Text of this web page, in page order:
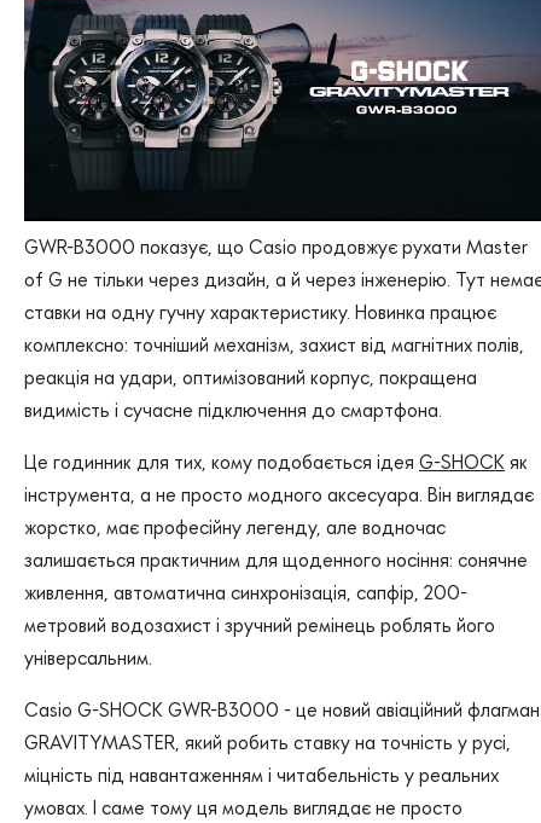
GWR-B3000 показує, що Casio продовжує рухати Master
of G не тільки через дизайн, а й через інженерію. Тут
ставки на одну гучну характеристику. Новинка працює
комплексно: точніший механізм, захист від магнітних полів,
реакція на удари, оптимізований корпус, покращена
видимість і сучасне підключення до смартфона.
Це годинник для тих, кому подобається ідея G-SHOCK як
інструмента, а не просто модного аксесуара. Він виглядає
жорстко, має професійну легенду, але водночас
залишається практичним для щоденного носіння: сонячне
живлення, автоматична синхронізація, сапфір, 200-
метровий водозахист і зручний ремінець роблять його
універсальним.
Casio G-SHOCK GWR-B3000 - це новий авіаційний флагман
GRAVITYMASTER, який робить ставку на точність у русі,
міцність під навантаженням і читабельність у реальних
умовах. І саме тому ця модель виглядає не просто